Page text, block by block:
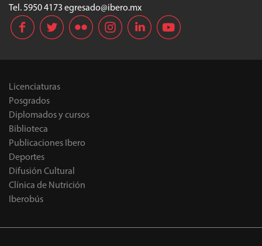
Tel.5950 4173 egresado@ibero.mx
Licenciaturas
Posgrados
Diplomados y cursos
Biblioteca
Publicaciones Ibero
Deportes
Difusión Cultural
Clínica de Nutrición
Iberobús